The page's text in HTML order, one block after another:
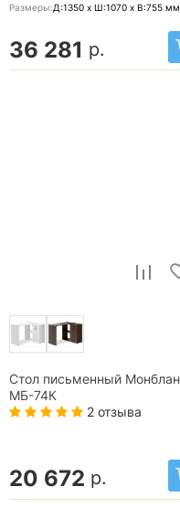
Размеры:Д:1350 x Ш:1070 x В:755 мм
36 281 р.
Стол письменный Монблан
МБ-74К
2 отзыва
20 672 р.